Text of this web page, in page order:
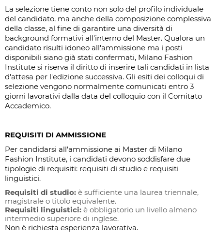
La selezione tiene conto non solo del profilo individuale
del candidato, ma anche della composizione complessiva
della classe, al fine di garantire una diversità di
background formativi all'interno del Master. Qualora un
candidato risulti idoneo all'ammissione ma i posti
disponibili siano già stati confermati, Milano Fashion
Institute si riserva il diritto di inserire tali candidati in lista
d'attesa per l'edizione successiva. Gli esiti dei colloqui di
selezione vengono normalmente comunicati entro 3
giorni lavorativi dalla data del colloquio con il Comitato
Accademico.
REQUISITI DI AMMISSIONE
Per candidarsi all'ammissione ai Master di Milano
Fashion Institute, i candidati devono soddisfare due
tipologie di requisiti: requisiti di studio e requisiti
linguistici.
Requisiti di studio: è sufficiente una laurea triennale,
magistrale o titolo equivalente.
Requisiti linguistici: è obbligatorio un livello almeno
intermedio superiore di inglese.
Non è richiesta esperienza lavorativa.